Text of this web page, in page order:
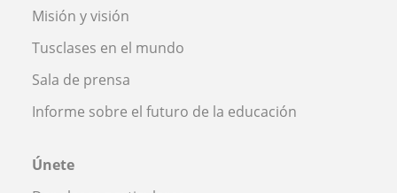
Misión y visión
Tusclases en el mundo
Sala de prensa
Informe sobre el futuro de la educación
Únete